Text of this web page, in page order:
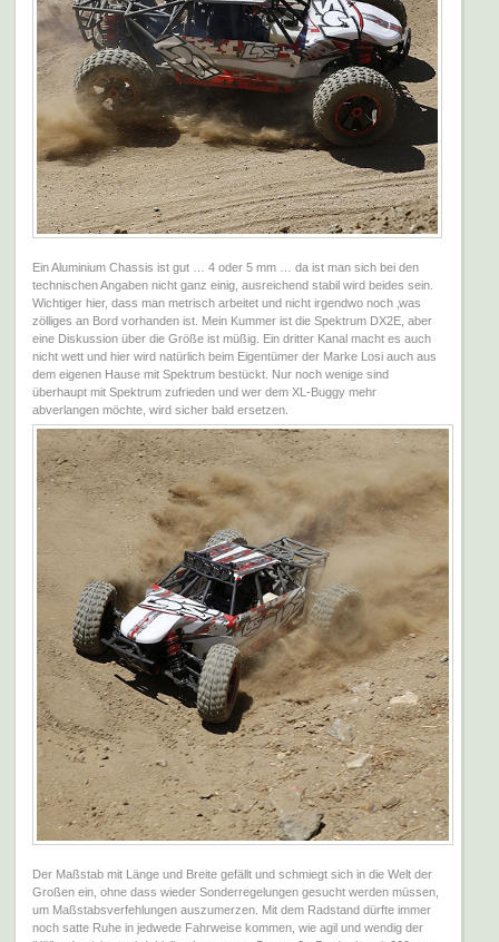
Ein Aluminium Chassis ist gut … 4 oder 5 mm … da ist man sich bei den
technischen Angaben nicht ganz einig, ausreichend stabil wird beides sein.
Wichtiger hier, dass man metrisch arbeitet und nicht irgendwo noch ‚was
zölliges an Bord vorhanden ist. Mein Kummer ist die Spektrum DX2E, aber
eine Diskussion über die Größe ist müßig. Ein dritter Kanal macht es auch
nicht wett und hier wird natürlich beim Eigentümer der Marke Losi auch aus
dem eigenen Hause mit Spektrum bestückt. Nur noch wenige sind
überhaupt mit Spektrum zufrieden und wer dem XL-Buggy mehr
abverlangen möchte, wird sicher bald ersetzen.
Der Maßstab mit Länge und Breite gefällt und schmiegt sich in die Welt der
Großen ein, ohne dass wieder Sonderregelungen gesucht werden müssen,
um Maßstabsverfehlungen auszumerzen. Mit dem Radstand dürfte immer
noch satte Ruhe in jedwede Fahrweise kommen, wie agil und wendig der